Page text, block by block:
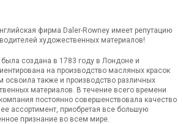
фирма Daler-Rowney имеет репутацию
художественных материалов!
создана в 1783 году в Лондоне и
на производство масляных красок
освоила также и производство различных
материалов. В течение всего времени
постоянно совершенствовала качество
ассортимент, приобретая все большую
признание во всем мире.